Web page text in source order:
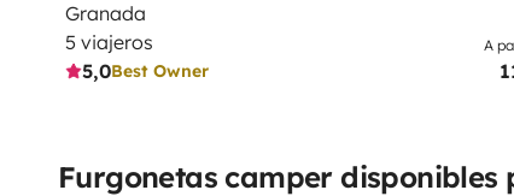
Granada
5 viajeros
5,0Best Owner
A
Furgonetas camper